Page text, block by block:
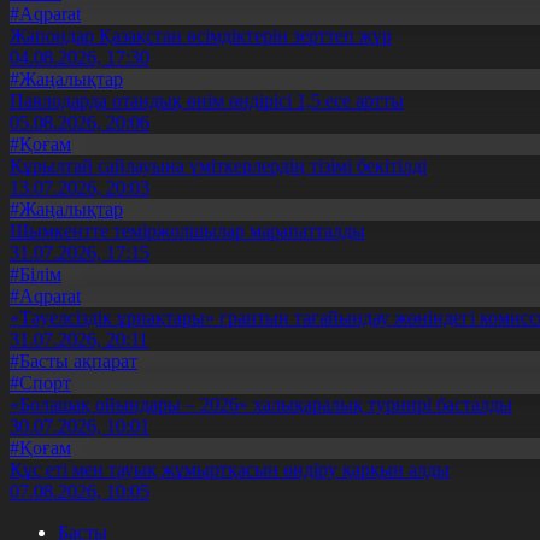
#Aqparat
Жапондар Қазақстан өсімдіктерін зерттеп жүр
04.08.2026, 17:30
#Жаңалықтар
Павлодарда отандық өнім өндірісі 1,5 есе артты
05.08.2026, 20:06
#Қоғам
Құрылтай сайлауына үміткерлердің тізімі бекітілді
13.07.2026, 20:03
#Жаңалықтар
Шымкентте теміржолшылар марапатталды
31.07.2026, 17:15
#Білім
#Aqparat
«Тәуелсіздік ұрпақтары» грантын тағайындау жөніндегі
31.07.2026, 20:11
#Басты ақпарат
#Спорт
«Болашақ ойындары – 2026» халықаралық турнирі басталды
30.07.2026, 10:01
#Қоғам
Құс еті мен тауық жұмыртқасын өндіру қарқын алды
07.08.2026, 10:05
Басты